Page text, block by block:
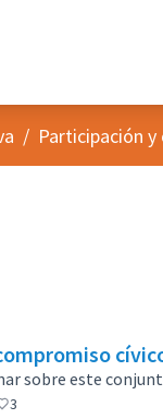
/ Participación
sobre este
3